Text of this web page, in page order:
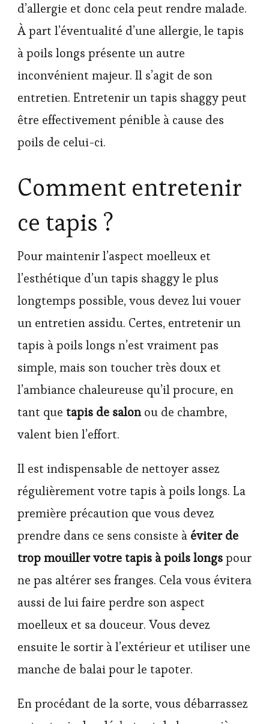
d’allergie et donc cela peut rendre malade.
À part l’éventualité d’une allergie, le tapis
à poils longs présente un autre
inconvénient majeur. Il s’agit de son
entretien. Entretenir un tapis shaggy peut
être effectivement pénible à cause des
poils de celui-ci.
Comment entretenir
ce tapis ?
Pour maintenir l’aspect moelleux et
l’esthétique d’un tapis shaggy le plus
longtemps possible, vous devez lui vouer
un entretien assidu. Certes, entretenir un
tapis à poils longs n’est vraiment pas
simple, mais son toucher très doux et
l’ambiance chaleureuse qu’il procure, en
tant que tapis de salonou de chambre,
valent bien l’effort.
Il est indispensable de nettoyer assez
régulièrement votre tapis à poils longs. La
première précaution que vous devez
prendre dans ce sens consiste à éviter de
trop mouiller votre tapis à poils longspour
ne pas altérer ses franges. Cela vous évitera
aussi de lui faire perdre son aspect
moelleux et sa douceur. Vous devez
ensuite le sortir à l’extérieur et utiliser une
manche de balai pour le tapoter.
En procédant de la sorte, vous débarrassez